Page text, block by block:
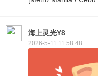
海上灵光Y8
2026-5-11 11:58:48